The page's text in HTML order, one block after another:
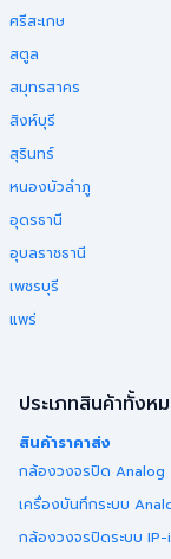
ศรีสะเกษ
สตูล
สมุทรสาคร
สิงห์บุรี
สุรินทร์
หนองบัวลำภู
อุดรธานี
อุบลราชธานี
เพชรบุรี
แพร่
ประเภทสินค้าทั้งห
สินค้าราคาส่ง
กล้องวงจรปิด Analog
เครื่องบันทึกระบบ
กล้องวงจรปิดระบบ IP-